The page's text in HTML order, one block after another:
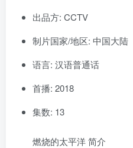
出品方: CCTV
制片国家/地区: 中国大陆
语言: 汉语普通话
首播: 2018
集数: 13
燃烧的太平洋 简介